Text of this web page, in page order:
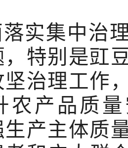
实集中治
特别是豇
坚治理工作
农产品质
生产主体质